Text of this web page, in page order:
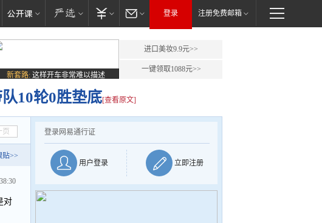
登录 注册免费邮箱
新套路: 这样开车非常难以描述
进口美妆9.9元>>
一键领取1088元>>
10轮0胜垫底[查看原文]
页
贴>>
对
登录网易通行证
用户登录 立即注册